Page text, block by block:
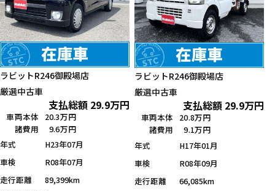
ラビットR246御殿場店
厳選中古車
支払総額 29.9万円
車両本体
20.3万円
諸費用
9.6万円
年式
H23年07月
車検
R08年07月
走行距離
89,399km
ラビットR246御殿場店
厳選中古車
支払総額 29.9万円
車両本体
20.8万円
諸費用
9.1万円
年式
H17年01月
車検
R08年09月
走行距離
66,085km